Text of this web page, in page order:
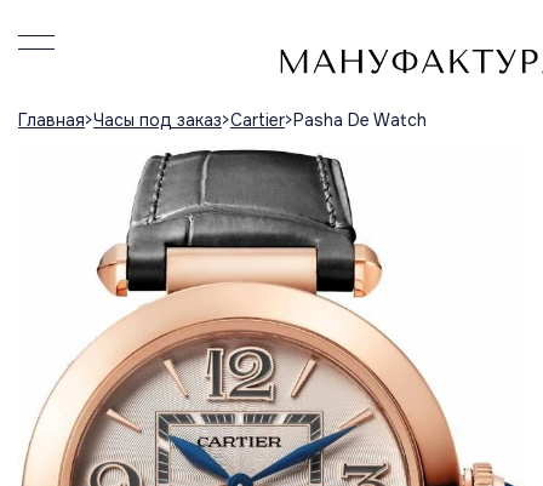
Главная Часы под заказ Cartier Pasha De Watch